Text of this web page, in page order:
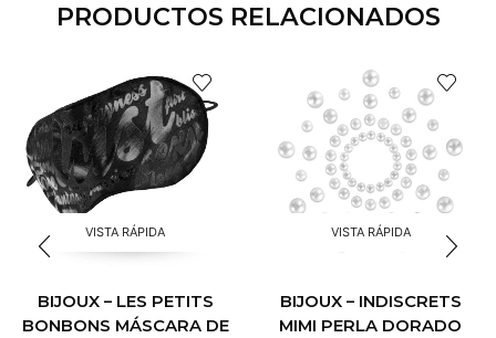
PRODUCTOS RELACIONADOS
VISTA RÁPIDA
BIJOUX – LES PETITS
BONBONS MÁSCARA DE
VISTA RÁPIDA
BIJOUX – INDISCRETS
MIMI PERLA DORADO